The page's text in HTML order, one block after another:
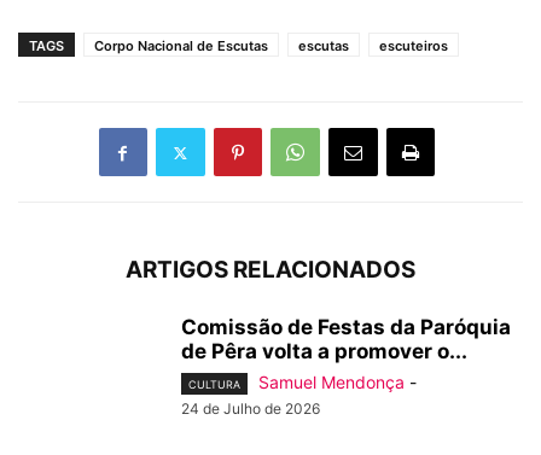
TAGS Corpo Nacional de Escutas escutas escuteiros
ARTIGOS RELACIONADOS
Comissão de Festas da Paróquia
de Pêra volta a promover o...
CULTURA Samuel Mendonça -
24 de Julho de 2026